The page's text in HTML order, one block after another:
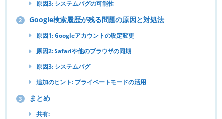
原因3: システムバグの可能性
2 Google検索履歴が残る問題の原因と対処法
原因1: Googleアカウントの設定変更
原因2: Safariや他のブラウザの同期
原因3: システムバグ
追加のヒント: プライベートモードの活用
3 まとめ
共有: